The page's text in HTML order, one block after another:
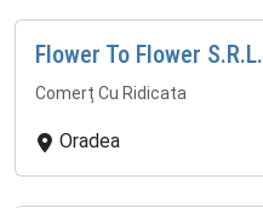
Flower To Flower S.R.L.
Comerț Cu Ridicata
Oradea